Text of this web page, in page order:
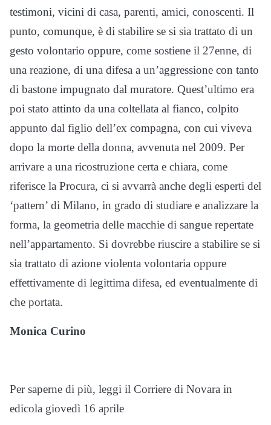
testimoni, vicini di casa, parenti, amici, conoscenti. Il
punto, comunque, è di stabilire se si sia trattato di un
gesto volontario oppure, come sostiene il 27enne, di
una reazione, di una difesa a un’aggressione con tanto
di bastone impugnato dal muratore. Quest’ultimo era
poi stato attinto da una coltellata al fianco, colpito
appunto dal figlio dell’ex compagna, con cui viveva
dopo la morte della donna, avvenuta nel 2009. Per
arrivare a una ricostruzione certa e chiara, come
riferisce la Procura, ci si avvarrà anche degli esperti del
‘pattern’ di Milano, in grado di studiare e analizzare la
forma, la geometria delle macchie di sangue repertate
nell’appartamento. Si dovrebbe riuscire a stabilire se si
sia trattato di azione violenta volontaria oppure
effettivamente di legittima difesa, ed eventualmente di
che portata.
Monica Curino
Per saperne di più, leggi il Corriere di Novara in
edicola giovedì 16 aprile